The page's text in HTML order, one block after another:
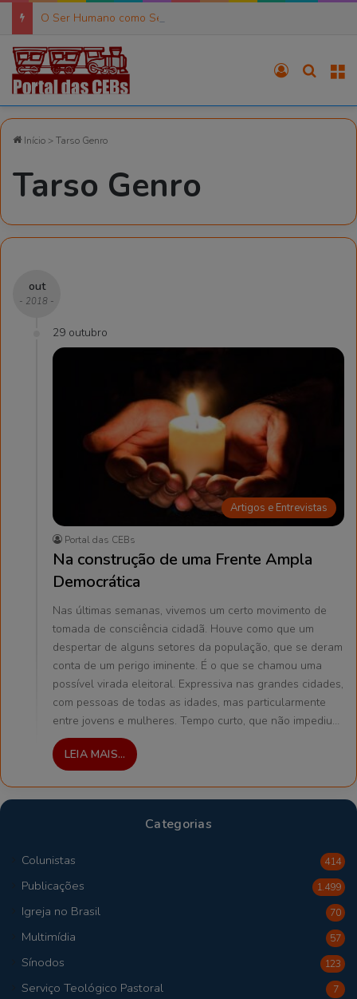
O Ser Humano como Ser de Práxis (6)
Entrar
Início >Tarso Genro
Tarso Genro
out
- 2018 -
29 outubro
Artigos e Entrevistas
Portal das CEBs
Na construção de uma Frente Ampla
Democrática
Nas últimas semanas, vivemos um certo movimento de
tomada de consciência cidadã. Houve como que um
despertar de alguns setores da população, que se deram
conta de um perigo iminente. É o que se chamou uma
possível virada eleitoral. Expressiva nas grandes cidades,
com pessoas de todas as idades, mas particularmente
entre jovens e mulheres. Tempo curto, que não impediu…
LEIA MAIS...
Categorias
Colunistas 414
Publicações 1.499
Igreja no Brasil 70
Multimídia 57
Sínodos 123
Serviço Teológico Pastoral 7